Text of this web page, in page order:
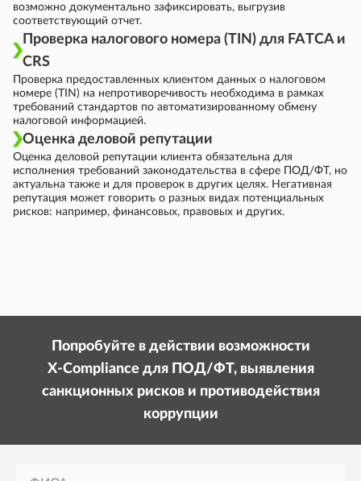
возможно документально зафиксировать, выгрузив
соответствующий отчет.
Проверка налогового номера (TIN) для FATCA и
CRS
Проверка предоставленных клиентом данных о налоговом
номере (TIN) на непротиворечивость необходима в рамках
требований стандартов по автоматизированному обмену
налоговой информацией.
Оценка деловой репутации
Оценка деловой репутации клиента обязательна для
исполнения требований законодательства в сфере ПОД/ФТ, но
актуальна также и для проверок в других целях. Негативная
репутация может говорить о разных видах потенциальных
рисков: например, финансовых, правовых и других.
Попробуйте в действии возможности
X-Compliance для ПОД/ФТ, выявления
санкционных рисков и противодействия
коррупции